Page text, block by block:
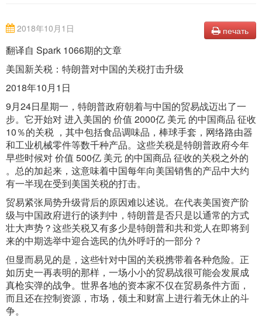
КОНТАКТЫ
печать
2018年10月1日
翻译自 Spark 1066期的文章
美国新关税：特朗普对中国的关税打击升级
2018年10月1日
9月24日星期一，特朗普政府朝着与中国的贸易战迈出了一
步。它开始对 进入美国的 价值 2000亿 美元 的中国商品 征收
10％的关税 ，其中包括食品调味品，棒球手套，网络路由器
和工业机械零件等数千种产品。这些关税是特朗普政府今年
早些时候对 价值 500亿 美元 的中国商品 征收的关税之外的
。总的加起来，这意味着中国每年向美国销售的产品中大约
有一半现在受到美国关税的打击。
贸易紧张局势升级背后的原因难以述说。在代表美国资产阶
级与中国政府进行的谈判中，特朗普是否只是以通常的方式
壮大声势？这些关税又有多少是特朗普和共和党人在即将到
来的中期选举中迎合选民的仇外呼吁的一部分？
但显而易见的是，这些针对中国的关税携带着各种危险。正
如历史一再表明的那样，一场小小的贸易战很可能会发展成
真枪实弹的战争。世界各地的资本家不仅在贸易条件方面，
而且还在控制资源，市场，领土和财富上进行着无休止的斗
争。